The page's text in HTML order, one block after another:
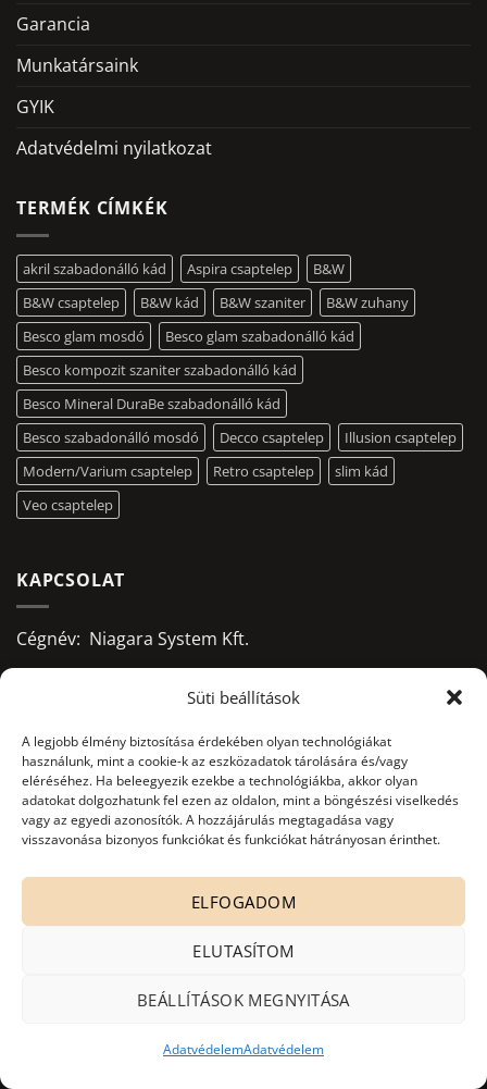
Süti beállítások
A legjobb élmény biztosítása érdekében olyan technológiákat
használunk, mint a cookie-k az eszközadatok tárolására és/vagy
eléréséhez. Ha beleegyezik ezekbe a technológiákba, akkor olyan
adatokat dolgozhatunk fel ezen az oldalon, mint a böngészési viselkedés
vagy az egyedi azonosítók. A hozzájárulás megtagadása vagy
visszavonása bizonyos funkciókat és funkciókat hátrányosan érinthet.
ELFOGADOM
ELUTASÍTOM
BEÁLLÍTÁSOK MEGNYITÁSA
AdatvédelemAdatvédelem
Garancia
Munkatársaink
GYIK
Adatvédelmi nyilatkozat
TERMÉK CÍMKÉK
akril szabadonálló kád Aspira csaptelep
B&W
B&W csaptelep
B&W kád B&W szaniter
B&W zuhany
Besco glam mosdó
Besco glam szabadonálló kád
Besco kompozit szaniter szabadonálló kád
Besco Mineral DuraBe szabadonálló kád
Besco szabadonálló mosdó
Decco csaptelep
Illusion csaptelep
Modern/Varium csaptelep
Retro csaptelep
slim kád
Veo csaptelep
KAPCSOLAT
Cégnév: Niagara System Kft.
Adószám: 13156668-2-09
Bankszámlaszám:
10403428-50526956-71541002
Adatkezelés nyilvántartási száma:
NAIH-82806/2015.
office@niagarasystem.hu
+36 52 535 712
Copyright 2026 ©Niagara System Kft. - besco.hu